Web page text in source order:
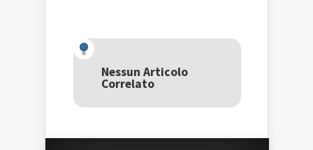
una
nuova
finestra)
nuova
finestra)
una
nuova
Nessun Articolo
Correlato